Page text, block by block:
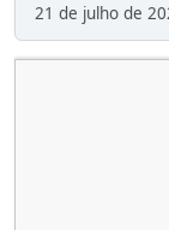
21 de julho de